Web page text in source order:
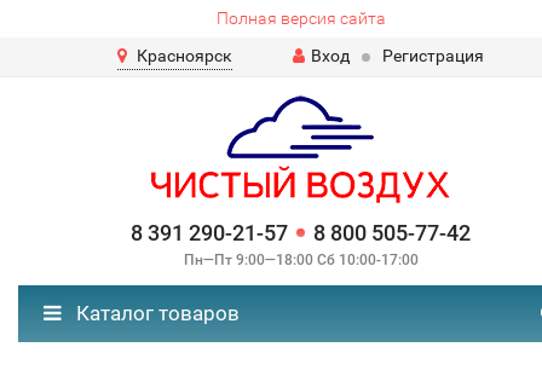
Полная версия сайта
Красноярск
Вход Регистрация
8 391 290-21-57 8 800 505-77-42
Пн—Пт 9:00—18:00 Сб 10:00-17:00
Каталог товаров